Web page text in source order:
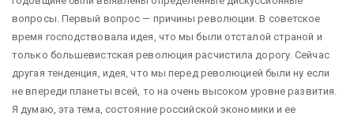
вопросы. Первый вопрос — причины революции. В советское
время господствовала идея, что мы были отсталой страной и
только большевистская революция расчистила дорогу. Сейчас
другая тенденция, идея, что мы перед революцией были ну если
не впереди планеты всей, то на очень высоком уровне развития.
Я думаю, эта тема, состояние российской экономики и ее